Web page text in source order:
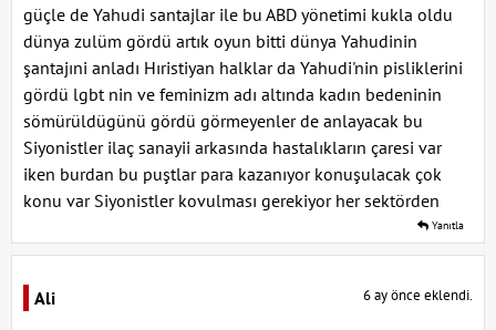
güçle de Yahudi santajlar ile bu ABD yönetimi kukla oldu
dünya zulüm gördü artık oyun bitti dünya Yahudinin
şantajıni anladı Hıristiyan halklar da Yahudi'nin pisliklerini
gördü lgbt nin ve feminizm adı altında kadın bedeninin
sömürüldügünü gördü görmeyenler de anlayacak bu
Siyonistler ilaç sanayii arkasında hastalıkların çaresi var
iken burdan bu puştlar para kazanıyor konuşulacak çok
konu var Siyonistler kovulması gerekiyor her sektörden
Yanıtla
Ali 6 ay önce eklendi.